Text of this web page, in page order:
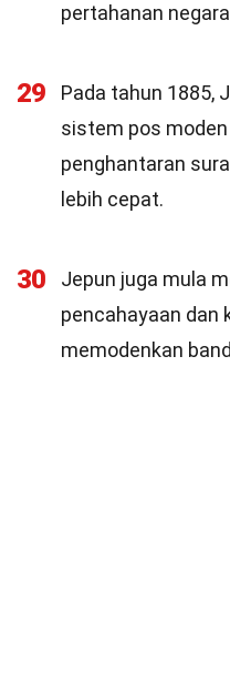
pertahanan
29
Pada tahun 1885,
sistem pos
penghantaran
lebih cepat.
30
Jepun juga mula
pencahayaan dan
memodenkan